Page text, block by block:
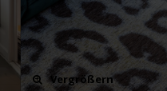
Vergrößern